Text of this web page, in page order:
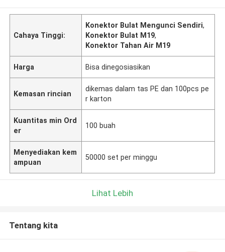
Cahaya Tinggi:
Konektor Bulat Mengunci Sendiri,
Konektor Bulat M19,
Konektor Tahan Air M19
Harga Bisa dinegosiasikan
Kemasan rincian
dikemas dalam tas PE dan 100pcs pe
r karton
Kuantitas min Ord
er
100 buah
Menyediakan kem
ampuan
50000 set per minggu
Lihat Lebih
Tentang kita